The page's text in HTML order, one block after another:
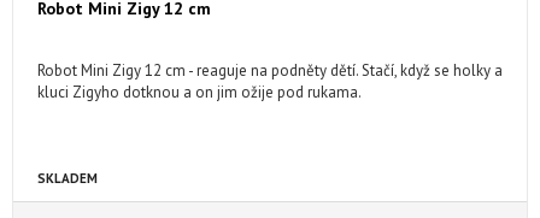
Robot Mini Zigy 12 cm
Robot Mini Zigy 12 cm - reaguje na podněty dětí. Stačí, když se holky a
kluci Zigyho dotknou a on jim ožije pod rukama.
SKLADEM